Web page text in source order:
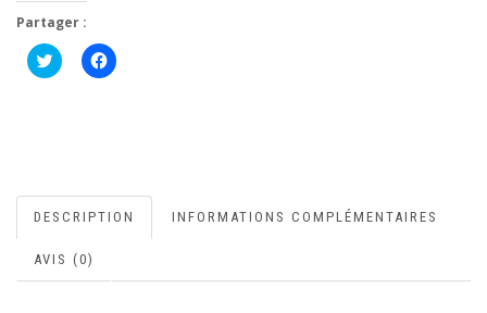
Partager :
Cliquez
pour
Cliquez
pour
DESCRIPTION INFORMATIONS COMPLÉMENTAIRES
AVIS (0)